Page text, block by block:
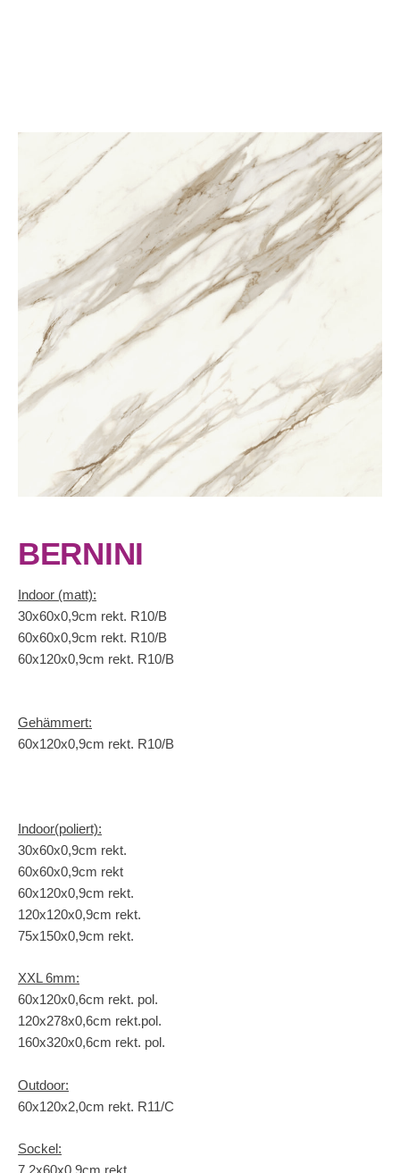
BERNINI
Indoor (matt):
30x60x0,9cm rekt. R10/B
60x60x0,9cm rekt. R10/B
60x120x0,9cm rekt. R10/B
Gehämmert:
60x120x0,9cm rekt. R10/B
Indoor(poliert):
30x60x0,9cm rekt.
60x60x0,9cm rekt
60x120x0,9cm rekt.
120x120x0,9cm rekt.
75x150x0,9cm rekt.
XXL 6mm:
60x120x0,6cm rekt. pol.
120x278x0,6cm rekt.pol.
160x320x0,6cm rekt. pol.
Outdoor:
60x120x2,0cm rekt. R11/C
Sockel: